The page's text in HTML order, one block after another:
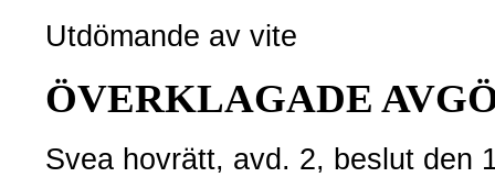
Utdömande av vite
ÖVERKLAGADE
Svea hovrätt, avd. 2, beslut den